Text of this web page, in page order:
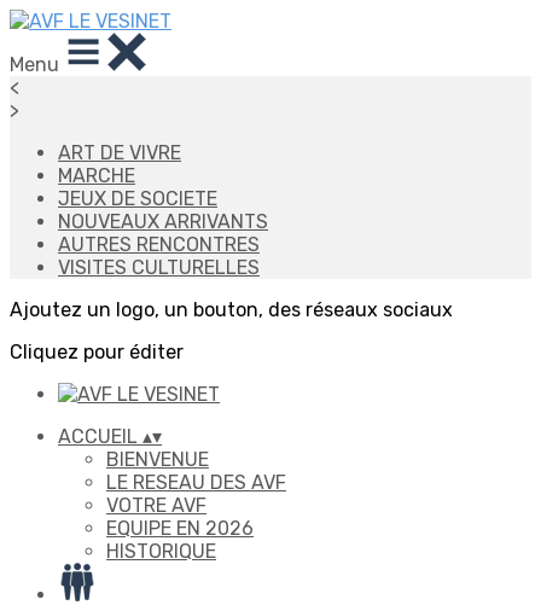
Menu
<
>
ART DE VIVRE
MARCHE
JEUX DE SOCIETE
NOUVEAUX ARRIVANTS
AUTRES RENCONTRES
VISITES CULTURELLES
Ajoutez un logo, un bouton, des réseaux sociaux
Cliquez pour éditer
ACCUEIL ▴▾
BIENVENUE
LE RESEAU DES AVF
VOTRE AVF
EQUIPE EN 2026
HISTORIQUE